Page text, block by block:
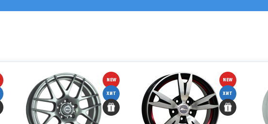
NEW
ХИТ
NEW
ХИТ